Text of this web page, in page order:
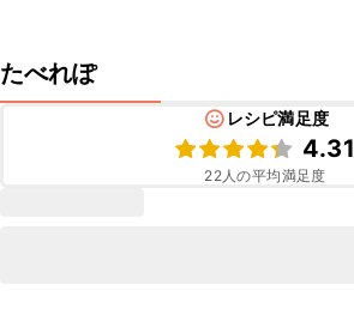
たべれぽ
レシピ満足度
4.31
22人の平均満足度